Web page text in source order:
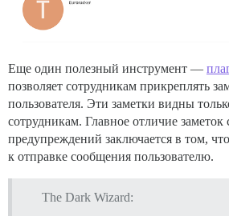
Еще один полезный инструмент —
позволяет сотрудникам прикреплять
пользователя. Эти заметки видны
сотрудникам. Главное отличие заметок
предупреждений заключается в том,
к отправке сообщения пользователю.
The Dark Wizard: